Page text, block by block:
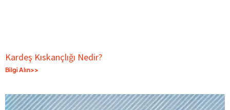
Kardeş Kıskançlığı Nedir?
Bilgi Alın>>